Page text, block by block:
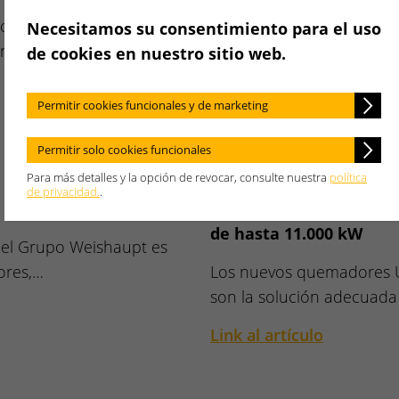
de marca,
y…
La empresa familiar
Link al artículo
Grupo Weishaupt es
11.03.2025
de hasta 11.000 kW
Los nuevos quemadores
son la solución
Link al artículo
Necesitamos su consentimiento para el uso
de cookies en nuestro sitio web.
Permitir cookies funcionales y de marketing
Permitir solo cookies funcionales
Para más detalles y la opción de revocar, consulte nuestra política
de privacidad..